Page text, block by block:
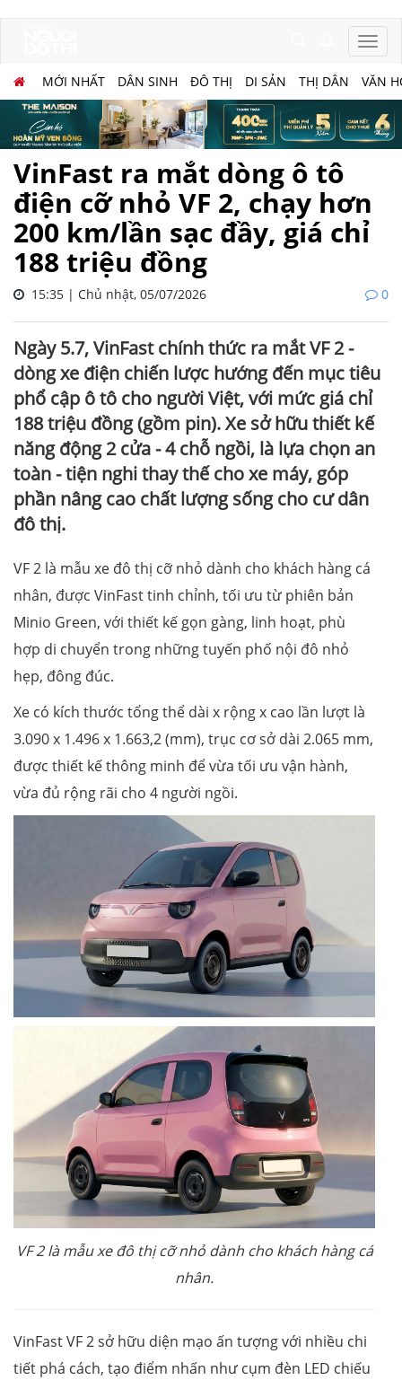
MỚI NHẤT DÂN SINH ĐÔ THỊ DI SẢN THỊ DÂN VĂN
VinFast ra mắt dòng ô tô
điện cỡ nhỏ VF 2, chạy hơn
200 km/lần sạc đầy, giá chỉ
188 triệu đồng
15:35 | Chủ nhật, 05/07/2026 0
Ngày 5.7, VinFast chính thức ra mắt VF 2 -
dòng xe điện chiến lược hướng đến mục tiêu
phổ cập ô tô cho người Việt, với mức giá chỉ
188 triệu đồng (gồm pin). Xe sở hữu thiết kế
năng động 2 cửa - 4 chỗ ngồi, là lựa chọn an
toàn - tiện nghi thay thế cho xe máy, góp
phần nâng cao chất lượng sống cho cư dân
đô thị.
VF 2 là mẫu xe đô thị cỡ nhỏ dành cho khách hàng cá
nhân, được VinFast tinh chỉnh, tối ưu từ phiên bản
Minio Green, với thiết kế gọn gàng, linh hoạt, phù
hợp di chuyển trong những tuyến phố nội đô nhỏ
hẹp, đông đúc.
Xe có kích thước tổng thể dài x rộng x cao lần lượt là
3.090 x 1.496 x 1.663,2 (mm), trục cơ sở dài 2.065 mm,
được thiết kế thông minh để vừa tối ưu vận hành,
vừa đủ rộng rãi cho 4 người ngồi.
VF 2 là mẫu xe đô thị cỡ nhỏ dành cho khách hàng cá
nhân.
VinFast VF 2 sở hữu diện mạo ấn tượng với nhiều chi
tiết phá cách, tạo điểm nhấn như cụm đèn LED chiếu